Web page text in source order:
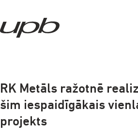
RK Metāls ražotnē
šim iespaidīgākais
projekts